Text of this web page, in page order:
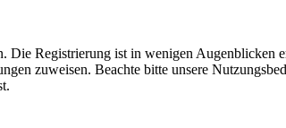
Die Registrierung ist in wenigen
zuweisen. Beachte bitte unsere